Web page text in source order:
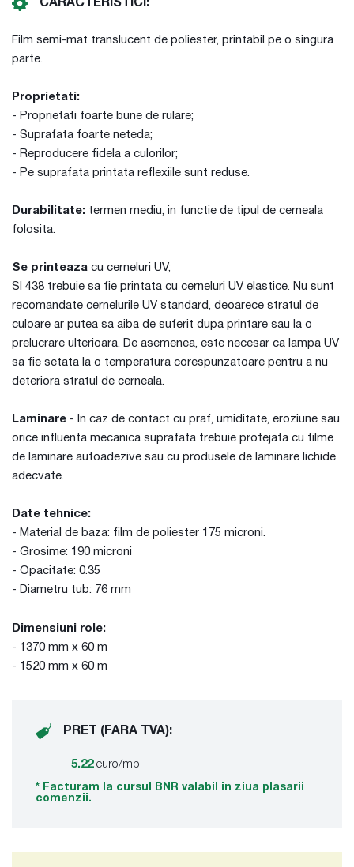
CARACTERISTICI:
Film semi-mat translucent de poliester, printabil pe o singura
parte.
Proprietati:
- Proprietati foarte bune de rulare;
- Suprafata foarte neteda;
- Reproducere fidela a culorilor;
- Pe suprafata printata reflexiile sunt reduse.
Durabilitate: termen mediu, in functie de tipul de cerneala
folosita.
Se printeaza cu cerneluri UV;
SI 438 trebuie sa fie printata cu cerneluri UV elastice. Nu sunt
recomandate cernelurile UV standard, deoarece stratul de
culoare ar putea sa aiba de suferit dupa printare sau la o
prelucrare ulterioara. De asemenea, este necesar ca lampa UV
sa fie setata la o temperatura corespunzatoare pentru a nu
deteriora stratul de cerneala.
Laminare - In caz de contact cu praf, umiditate, eroziune sau
orice influenta mecanica suprafata trebuie protejata cu filme
de laminare autoadezive sau cu produsele de laminare lichide
adecvate.
Date tehnice:
- Material de baza: film de poliester 175 microni.
- Grosime: 190 microni
- Opacitate: 0.35
- Diametru tub: 76 mm
Dimensiuni role:
- 1370 mm x 60 m
- 1520 mm x 60 m
PRET (FARA TVA):
- 5.22euro/mp
* Facturam la cursul BNR valabil in ziua plasarii
comenzii.